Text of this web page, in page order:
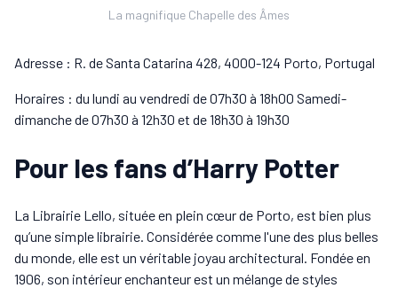
La magnifique Chapelle des Âmes
Adresse : R. de Santa Catarina 428, 4000-124 Porto, Portugal
Horaires : du lundi au vendredi de 07h30 à 18h00 Samedi-
dimanche de 07h30 à 12h30 et de 18h30 à 19h30
Pour les fans d’Harry Potter
La Librairie Lello, située en plein cœur de Porto, est bien plus
qu’une simple librairie. Considérée comme l'une des plus belles
du monde, elle est un véritable joyau architectural. Fondée en
1906, son intérieur enchanteur est un mélange de styles